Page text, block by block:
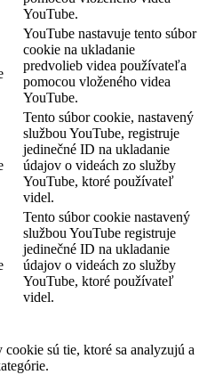
YouTube.
YouTube nastavuje tento súbor
cookie na ukladanie
predvolieb videa používateľa
pomocou vloženého videa
YouTube.
Tento súbor cookie, nastavený
službou YouTube, registruje
jedinečné ID na ukladanie
údajov o videách zo služby
YouTube, ktoré používateľ
videl.
Tento súbor cookie nastavený
službou YouTube registruje
jedinečné ID na ukladanie
údajov o videách zo služby
YouTube, ktoré používateľ
videl.
sú tie, ktoré sa analyzujú a